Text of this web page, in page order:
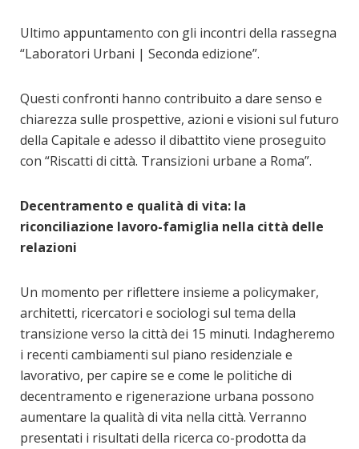
Ultimo appuntamento con gli incontri della rassegna
“Laboratori Urbani | Seconda edizione”.
Questi confronti hanno contribuito a dare senso e
chiarezza sulle prospettive, azioni e visioni sul futuro
della Capitale e adesso il dibattito viene proseguito
con “Riscatti di città. Transizioni urbane a Roma”.
Decentramento e qualità di vita: la
riconciliazione lavoro-famiglia nella città delle
relazioni
Un momento per riflettere insieme a policymaker,
architetti, ricercatori e sociologi sul tema della
transizione verso la città dei 15 minuti. Indagheremo
i recenti cambiamenti sul piano residenziale e
lavorativo, per capire se e come le politiche di
decentramento e rigenerazione urbana possono
aumentare la qualità di vita nella città. Verranno
presentati i risultati della ricerca co-prodotta da